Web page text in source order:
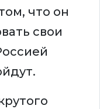
что он
свои